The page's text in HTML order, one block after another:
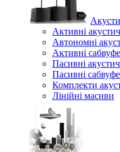
Активні
Автономні
Активні
Пасивні
Пасивні
Комплекти
Лінійні масиви